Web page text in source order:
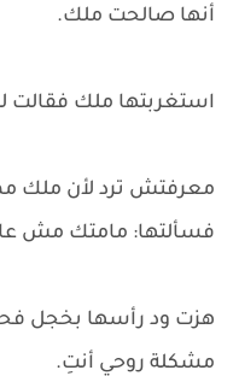
أنها صالحت ملك.
استغربتها ملك فقالت
معرفتش ترد لأن ملك
فسألتها: مامتك مش
هزت ود رأسها بخجل
مشكلة روحي أنتِ.